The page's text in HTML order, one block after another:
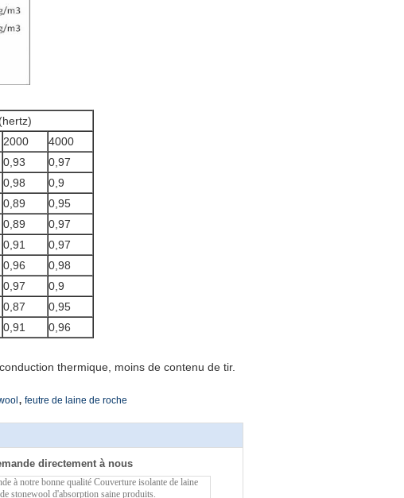
2000
4000
0,93
0,97
0,98
0,9
0,89
0,95
0,89
0,97
0,91
0,97
0,96
0,98
0,97
0,9
0,87
0,95
0,91
0,96
thermique, moins de contenu de tir.
, feutre de laine de roche
directement à nous